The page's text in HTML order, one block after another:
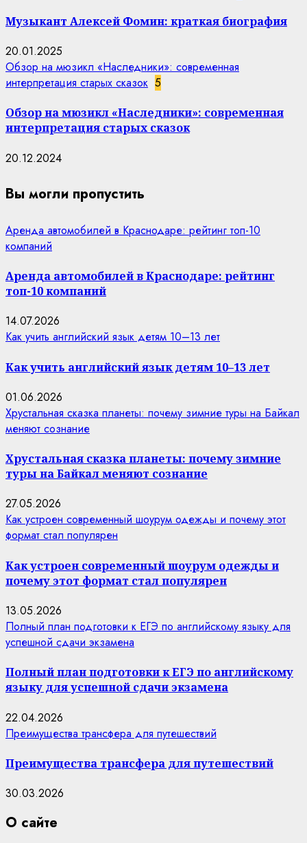
Музыкант Алексей Фомин: краткая биография
20.01.2025
Обзор на мюзикл «Наследники»: современная
интерпретация старых сказок 5
Обзор на мюзикл «Наследники»: современная
интерпретация старых сказок
20.12.2024
Вы могли пропустить
Аренда автомобилей в Краснодаре: рейтинг топ-10
компаний
Аренда автомобилей в Краснодаре: рейтинг
топ-10 компаний
14.07.2026
Как учить английский язык детям 10–13 лет
Как учить английский язык детям 10–13 лет
01.06.2026
Хрустальная сказка планеты: почему зимние туры на Байкал
меняют сознание
Хрустальная сказка планеты: почему зимние
туры на Байкал меняют сознание
27.05.2026
Как устроен современный шоурум одежды и почему этот
формат стал популярен
Как устроен современный шоурум одежды и
почему этот формат стал популярен
13.05.2026
Полный план подготовки к ЕГЭ по английскому языку для
успешной сдачи экзамена
Полный план подготовки к ЕГЭ по английскому
языку для успешной сдачи экзамена
22.04.2026
Преимущества трансфера для путешествий
Преимущества трансфера для путешествий
30.03.2026
О сайте